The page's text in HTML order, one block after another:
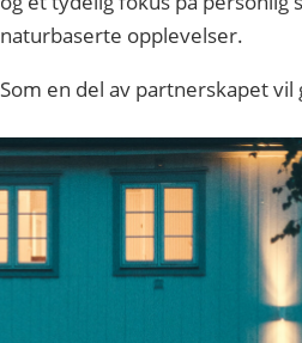
naturbaserte opplevelser.
Som en del av partnerskapet vil